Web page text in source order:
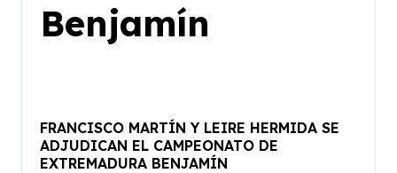
Benjamín
FRANCISCO MARTÍN Y LEIRE HERMIDA SE
ADJUDICAN EL CAMPEONATO DE
EXTREMADURA BENJAMÍN